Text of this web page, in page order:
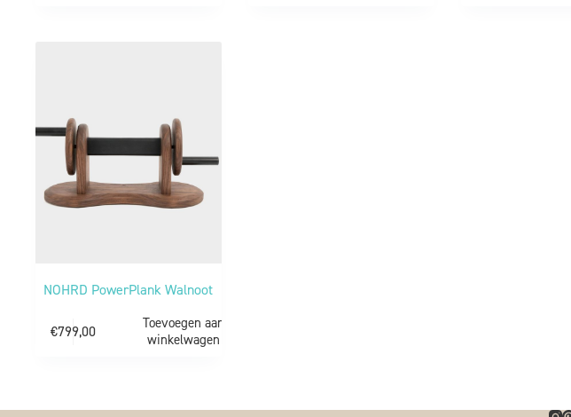
NOHRD PowerPlank Walnoot
€799,00
Toevoegen aan
winkelwagen